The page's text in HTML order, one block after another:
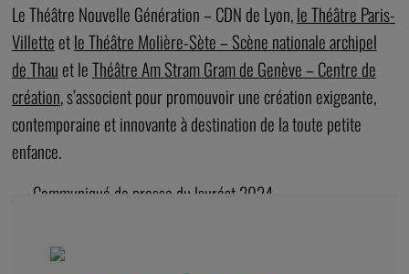
Le Théâtre Nouvelle Génération – CDN de Lyon,le Théâtre Paris-
Villette etle Théâtre Molière-Sète – Scène nationale archipel
de Thau et leThéâtre Am Stram Gram de Genève – Centre de
création, s’associent pour promouvoir une création exigeante,
contemporaine et innovante à destination de la toute petite
enfance.
→ Communiqué de presse du lauréat 2024